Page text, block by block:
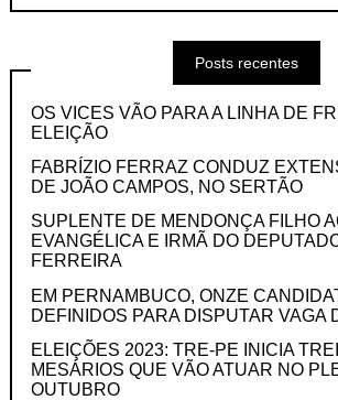
Posts recentes
OS VICES VÃO PARA A LINHA DE
ELEIÇÃO
FABRÍZIO FERRAZ CONDUZ
DE JOÃO CAMPOS, NO SERTÃO
SUPLENTE DE MENDONÇA FILHO
EVANGÉLICA E IRMÃ DO
FERREIRA
EM PERNAMBUCO, ONZE
DEFINIDOS PARA DISPUTAR VAGA
ELEIÇÕES 2023: TRE-PE INICIA
MESÁRIOS QUE VÃO ATUAR NO
OUTUBRO